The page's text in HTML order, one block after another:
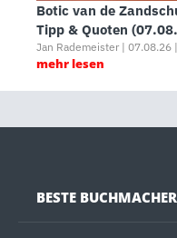
Botic van de
Tipp & Quoten
Jan Rademeister | 07.08.26
mehr lesen
BESTE BUCHMACHER